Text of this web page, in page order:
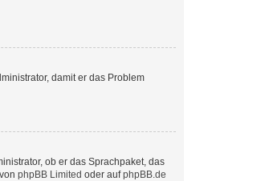
damit er das Problem
ob er das Sprachpaket, das
phpBB Limited oder aufphpBB.de